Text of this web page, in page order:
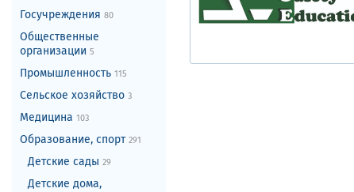
Госучреждения 80
Общественные
организации 5
Промышленность 115
Сельское хозяйство 3
Медицина 103
Образование, спорт 291
Детские сады 29
Детские дома,